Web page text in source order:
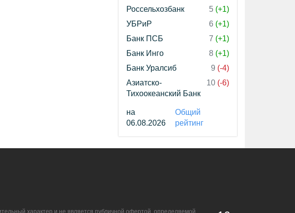
Россельхозбанк
5 (+1)
УБРиР
6 (+1)
Банк ПСБ
7 (+1)
Банк Инго
8 (+1)
Банк Уралсиб
9 (-4)
Азиатско-
Тихоокеанский Банк
10 (-6)
на
06.08.2026
Общий
рейтинг
характер и не является публичной офертой, определяемой